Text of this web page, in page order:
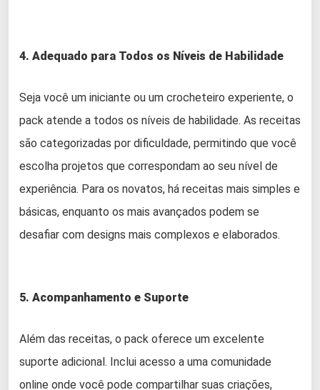
4. Adequado para Todos os Níveis de Habilidade
Seja você um iniciante ou um crocheteiro experiente, o
pack atende a todos os níveis de habilidade. As receitas
são categorizadas por dificuldade, permitindo que você
escolha projetos que correspondam ao seu nível de
experiência. Para os novatos, há receitas mais simples e
básicas, enquanto os mais avançados podem se
desafiar com designs mais complexos e elaborados.
5. Acompanhamento e Suporte
Além das receitas, o pack oferece um excelente
suporte adicional. Inclui acesso a uma comunidade
online onde você pode compartilhar suas criações,